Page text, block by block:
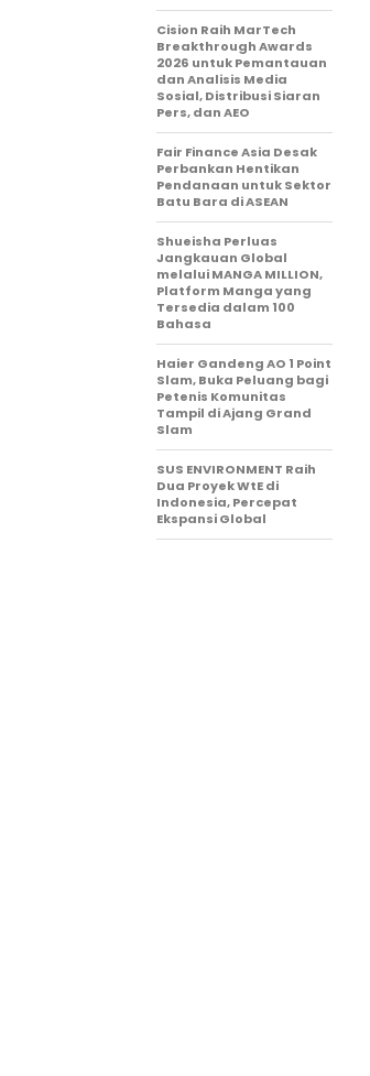
Cision Raih MarTech
Breakthrough Awards
2026 untuk Pemantauan
dan Analisis Media
Sosial, Distribusi Siaran
Pers, dan AEO
Fair Finance Asia Desak
Perbankan Hentikan
Pendanaan untuk Sektor
Batu Bara di ASEAN
Shueisha Perluas
Jangkauan Global
melalui MANGA MILLION,
Platform Manga yang
Tersedia dalam 100
Bahasa
Haier Gandeng AO 1 Point
Slam, Buka Peluang bagi
Petenis Komunitas
Tampil di Ajang Grand
Slam
SUS ENVIRONMENT Raih
Dua Proyek WtE di
Indonesia, Percepat
Ekspansi Global